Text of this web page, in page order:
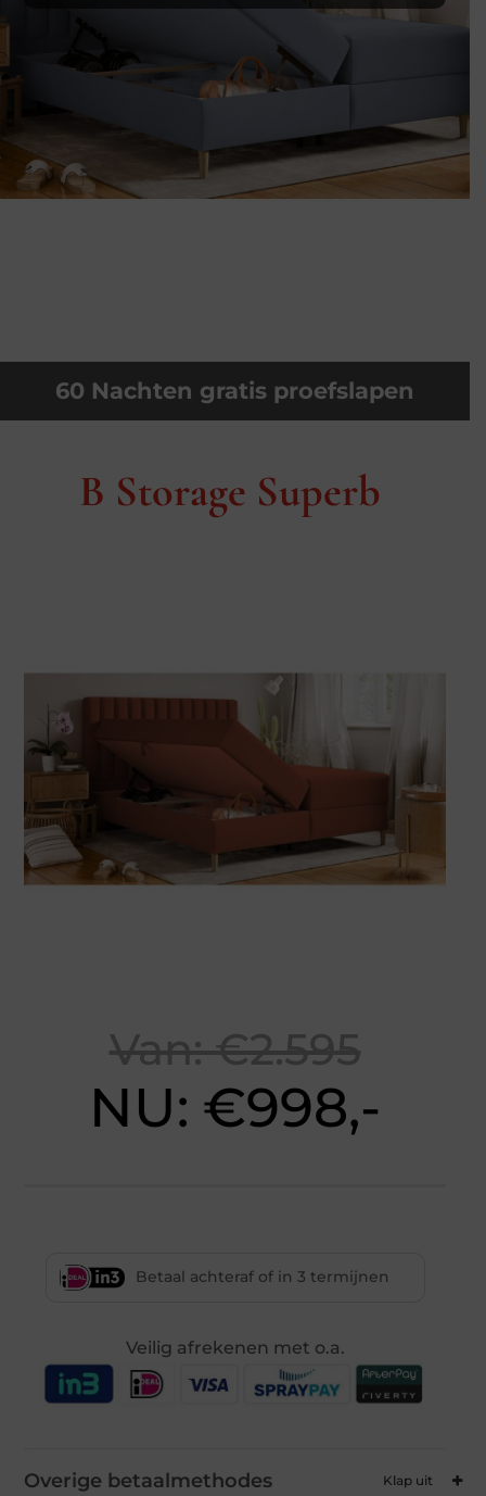
60 Nachten gratis proefslapen
B Storage Superb
Van: €2.595
NU: €998,-
Betaal achteraf of in 3 termijnen
Veilig afrekenen met o.a.
Overige betaalmethodes